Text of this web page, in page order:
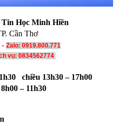
Học Minh Hiền
Cần Thơ
- Zalo: 0919.800.771
vụ: 0834562774
chiều 13h30 – 17h00
– 11h30